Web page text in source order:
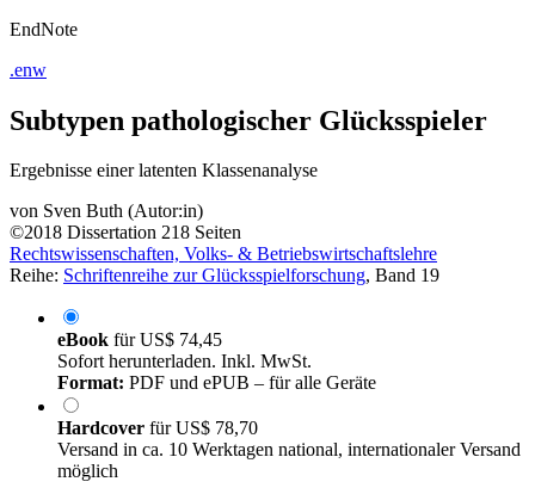
EndNote
.enw
Subtypen pathologischer Glücksspieler
Ergebnisse einer latenten Klassenanalyse
von Sven Buth (Autor:in)
©2018 Dissertation 218 Seiten
Rechtswissenschaften, Volks- & Betriebswirtschaftslehre
Reihe: Schriftenreihe zur Glücksspielforschung, Band 19
eBook fürUS$ 74,45
Sofort herunterladen. Inkl. MwSt.
Format: PDF und ePUB – für alle Geräte
Hardcover fürUS$ 78,70
Versand in ca. 10 Werktagen national, internationaler Versand
möglich